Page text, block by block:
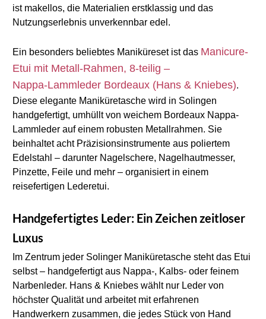
ist makellos, die Materialien erstklassig und das
Nutzungserlebnis unverkennbar edel.
Ein besonders beliebtes Maniküreset ist das Manicure-
Etui mit Metall‑Rahmen, 8‑teilig –
Nappa‑Lammleder Bordeaux (Hans & Kniebes).
Diese elegante Maniküretasche wird in Solingen
handgefertigt, umhüllt von weichem Bordeaux Nappa-
Lammleder auf einem robusten Metallrahmen. Sie
beinhaltet acht Präzisionsinstrumente aus poliertem
Edelstahl – darunter Nagelschere, Nagelhautmesser,
Pinzette, Feile und mehr – organisiert in einem
reisefertigen Lederetui.
Handgefertigtes Leder: Ein Zeichen zeitloser
Luxus
Im Zentrum jeder Solinger Maniküretasche steht das Etui
selbst – handgefertigt aus Nappa-, Kalbs- oder feinem
Narbenleder. Hans & Kniebes wählt nur Leder von
höchster Qualität und arbeitet mit erfahrenen
Handwerkern zusammen, die jedes Stück von Hand